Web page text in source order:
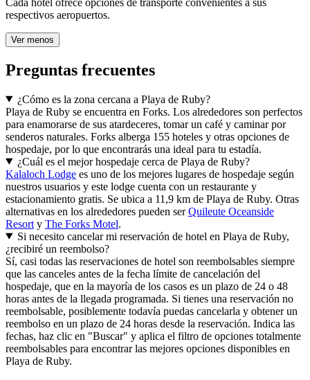
respectivos aeropuertos.
Ver menos
Preguntas frecuentes
¿Cómo es la zona cercana a Playa de Ruby?
Playa de Ruby se encuentra en Forks. Los alrededores son perfectos
para enamorarse de sus atardeceres, tomar un café y caminar por
senderos naturales. Forks alberga 155 hoteles y otras opciones de
hospedaje, por lo que encontrarás una ideal para tu estadía.
¿Cuál es el mejor hospedaje cerca de Playa de Ruby?
Kalaloch Lodge es uno de los mejores lugares de hospedaje según
nuestros usuarios y este lodge cuenta con un restaurante y
estacionamiento gratis. Se ubica a 11,9 km de Playa de Ruby. Otras
alternativas en los alrededores pueden serQuileute Oceanside
Resort y The Forks Motel.
Si necesito cancelar mi reservación de hotel en Playa de Ruby,
¿recibiré un reembolso?
Sí, casi todas las reservaciones de hotel son reembolsables siempre
que las canceles antes de la fecha límite de cancelación del
hospedaje, que en la mayoría de los casos es un plazo de 24 o 48
horas antes de la llegada programada. Si tienes una reservación no
reembolsable, posiblemente todavía puedas cancelarla y obtener un
reembolso en un plazo de 24 horas desde la reservación. Indica las
fechas, haz clic en "Buscar" y aplica el filtro de opciones totalmente
reembolsables para encontrar las mejores opciones disponibles en
Playa de Ruby.